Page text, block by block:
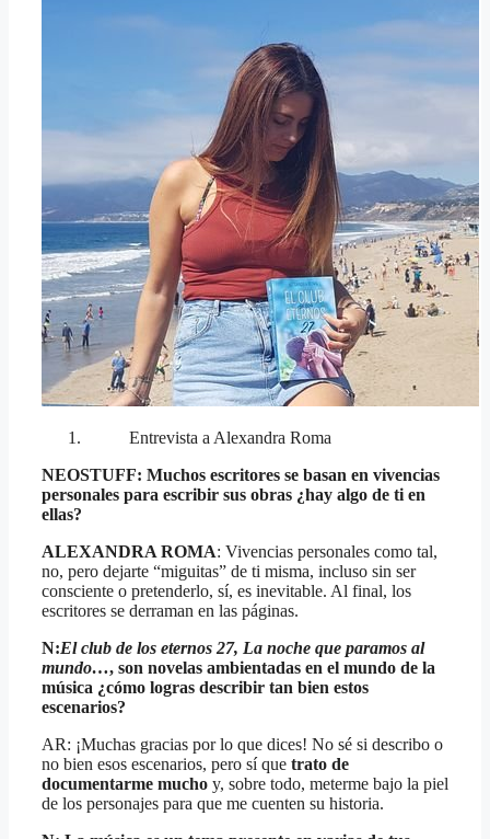
Entrevista a Alexandra Roma
NEOSTUFF: Muchos escritores se basan en vivencias
personales para escribir sus obras ¿hay algo de ti en
ellas?
ALEXANDRA ROMA: Vivencias personales como tal,
no, pero dejarte “miguitas” de ti misma, incluso sin ser
consciente o pretenderlo, sí, es inevitable. Al final, los
escritores se derraman en las páginas.
N:El club de los eternos 27, La noche que paramos al
mundo…, son novelas ambientadas en el mundo de la
música ¿cómo logras describir tan bien estos
escenarios?
AR: ¡Muchas gracias por lo que dices! No sé si describo o
no bien esos escenarios, pero sí que trato de
documentarme mucho y, sobre todo, meterme bajo la piel
de los personajes para que me cuenten su historia.